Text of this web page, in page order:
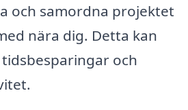
och samordna projektet
nära dig. Detta kan
och